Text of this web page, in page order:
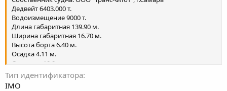
Дедвейт 6403.000 т.
Водоизмещение 9000 т.
Длина габаритная 139.90 м.
Ширина габаритная 16.70 м.
Высота борта 6.40 м.
Осадка 4.11 м.
Скорость 10.0уз
Страна постройки Китай
Строительный номер HCR11
Тип идентификатора
IMO